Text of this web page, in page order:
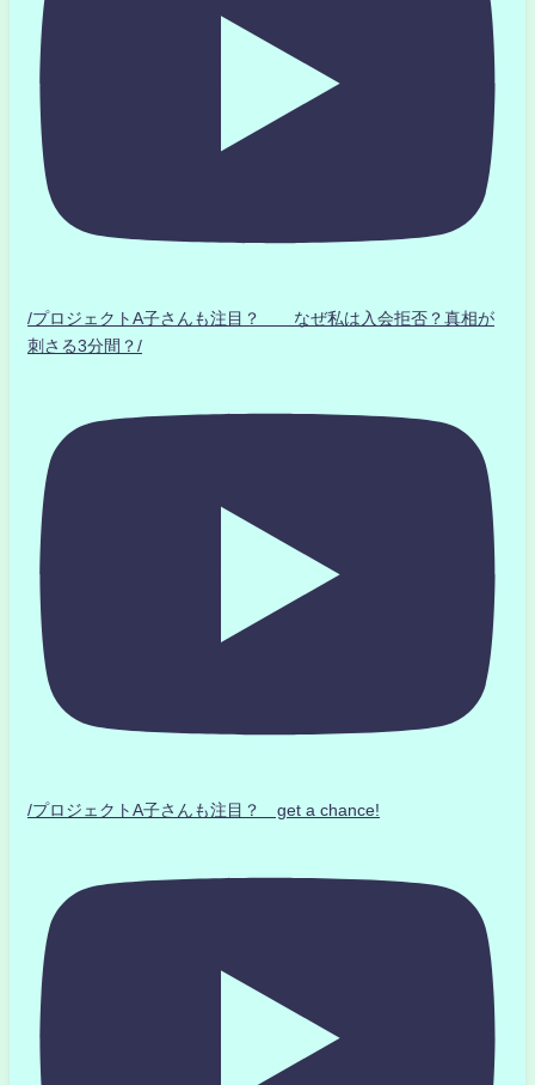
/プロジェクトA子さんも注目？ なぜ私は入会拒否？真相が
刺さる3分間？/
/プロジェクトA子さんも注目？ get a chance!